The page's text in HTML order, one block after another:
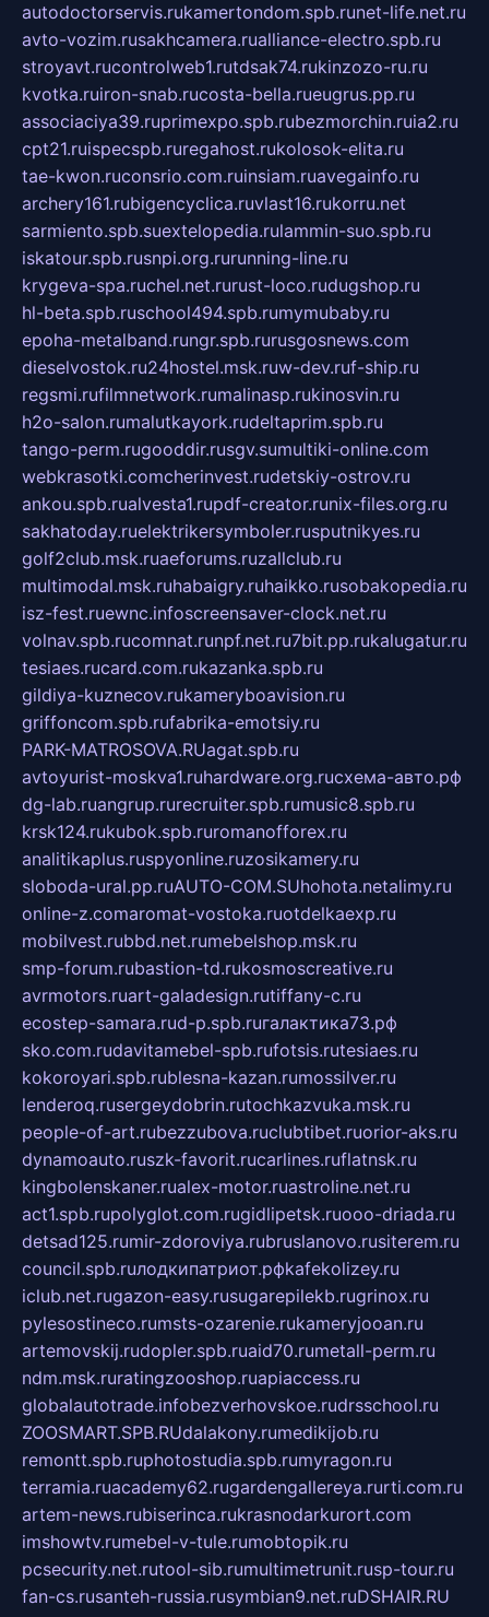
autodoctorservis.rukamertondom.spb.runet-life.net.ru
avto-vozim.rusakhcamera.rualliance-electro.spb.ru
stroyavt.rucontrolweb1.rutdsak74.rukinzozo-ru.ru
kvotka.ruiron-snab.rucosta-bella.rueugrus.pp.ru
associaciya39.ruprimexpo.spb.rubezmorchin.ruia2.ru
cpt21.ruispecspb.ruregahost.rukolosok-elita.ru
tae-kwon.ruconsrio.com.ruinsiam.ruavegainfo.ru
archery161.rubigencyclica.ruvlast16.rukorru.net
sarmiento.spb.suextelopedia.rulammin-suo.spb.ru
iskatour.spb.rusnpi.org.rurunning-line.ru
krygeva-spa.ruchel.net.rurust-loco.rudugshop.ru
hl-beta.spb.ruschool494.spb.rumymubaby.ru
epoha-metalband.rungr.spb.rurusgosnews.com
dieselvostok.ru24hostel.msk.ruw-dev.ruf-ship.ru
regsmi.rufilmnetwork.rumalinasp.rukinosvin.ru
h2o-salon.rumalutkayork.rudeltaprim.spb.ru
tango-perm.rugooddir.rusgv.sumultiki-online.com
webkrasotki.comcherinvest.rudetskiy-ostrov.ru
ankou.spb.rualvesta1.rupdf-creator.runix-files.org.ru
sakhatoday.ruelektrikersymboler.rusputnikyes.ru
golf2club.msk.ruaeforums.ruzallclub.ru
multimodal.msk.ruhabaigry.ruhaikko.rusobakopedia.ru
isz-fest.ruewnc.infoscreensaver-clock.net.ru
volnav.spb.rucomnat.runpf.net.ru7bit.pp.rukalugatur.ru
tesiaes.rucard.com.rukazanka.spb.ru
gildiya-kuznecov.rukameryboavision.ru
griffoncom.spb.rufabrika-emotsiy.ru
PARK-MATROSOVA.RUagat.spb.ru
avtoyurist-moskva1.ruhardware.org.ruсхема-авто.рф
dg-lab.ruangrup.rurecruiter.spb.rumusic8.spb.ru
krsk124.rukubok.spb.ruromanofforex.ru
analitikaplus.ruspyonline.ruzosikamery.ru
sloboda-ural.pp.ruAUTO-COM.SUhohota.netalimy.ru
online-z.comaromat-vostoka.ruotdelkaexp.ru
mobilvest.rubbd.net.rumebelshop.msk.ru
smp-forum.rubastion-td.rukosmoscreative.ru
avrmotors.ruart-galadesign.rutiffany-c.ru
ecostep-samara.rud-p.spb.ruгалактика73.рф
sko.com.rudavitamebel-spb.rufotsis.rutesiaes.ru
kokoroyari.spb.rublesna-kazan.rumossilver.ru
lenderoq.rusergeydobrin.rutochkazvuka.msk.ru
people-of-art.rubezzubova.ruclubtibet.ruorior-aks.ru
dynamoauto.ruszk-favorit.rucarlines.ruflatnsk.ru
kingbolenskaner.rualex-motor.ruastroline.net.ru
act1.spb.rupolyglot.com.rugidlipetsk.ruooo-driada.ru
detsad125.rumir-zdoroviya.rubruslanovo.rusiterem.ru
council.spb.ruлодкипатриот.рфkafekolizey.ru
iclub.net.rugazon-easy.rusugarepilekb.rugrinox.ru
pylesostineco.rumsts-ozarenie.rukameryjooan.ru
artemovskij.rudopler.spb.ruaid70.rumetall-perm.ru
ndm.msk.ruratingzooshop.ruapiaccess.ru
globalautotrade.infobezverhovskoe.rudrsschool.ru
ZOOSMART.SPB.RUdalakony.rumedikijob.ru
remontt.spb.ruphotostudia.spb.rumyragon.ru
terramia.ruacademy62.rugardengallereya.rurti.com.ru
artem-news.rubiserinca.rukrasnodarkurort.com
imshowtv.rumebel-v-tule.rumobtopik.ru
pcsecurity.net.rutool-sib.rumultimetrunit.rusp-tour.ru
fan-cs.rusanteh-russia.rusymbian9.net.ruDSHAIR.RU